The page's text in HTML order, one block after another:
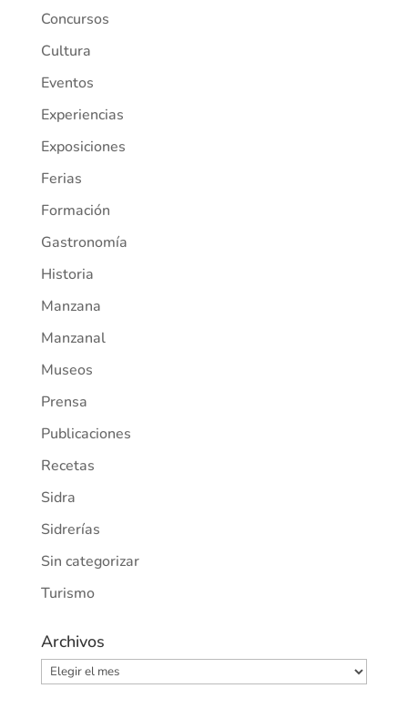
Concursos
Cultura
Eventos
Experiencias
Exposiciones
Ferias
Formación
Gastronomía
Historia
Manzana
Manzanal
Museos
Prensa
Publicaciones
Recetas
Sidra
Sidrerías
Sin categorizar
Turismo
Archivos
Archivos